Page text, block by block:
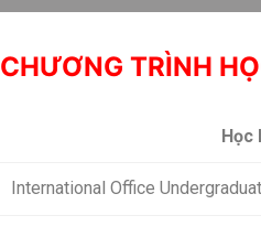
CHƯƠNG TRÌNH
Học
International Office